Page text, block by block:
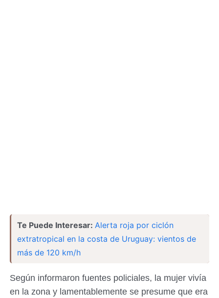
Te Puede Interesar: Alerta roja por ciclón
extratropical en la costa de Uruguay: vientos de
más de 120 km/h
Según informaron fuentes policiales, la mujer vivía
en la zona y lamentablemente se presume que era